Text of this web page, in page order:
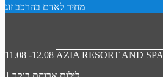
מחיר לאדם בהרכב זוג
11.08 -12.08 AZIA RESORT AND SPA